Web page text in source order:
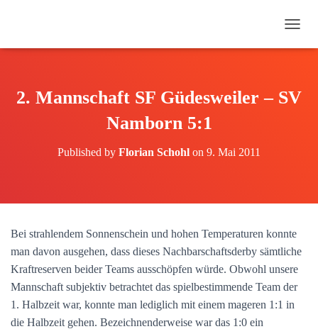
A
A
A
L
N
2. Mannschaft SF Güdesweiler – SV
Namborn 5:1
Published by Florian Schohl on 9. Mai 2011
Bei strahlendem Sonnenschein und hohen Temperaturen konnte
man davon ausgehen, dass dieses Nachbarschaftsderby sämtliche
Kraftreserven beider Teams ausschöpfen würde. Obwohl unsere
Mannschaft subjektiv betrachtet das spielbestimmende Team der
1. Halbzeit war, konnte man lediglich mit einem mageren 1:1 in
die Halbzeit gehen. Bezeichnenderweise war das 1:0 ein